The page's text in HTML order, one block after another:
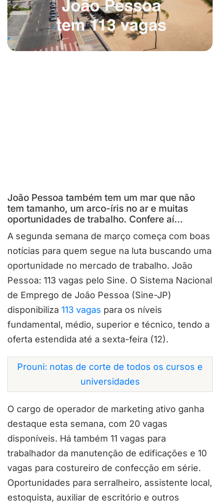
João Pessoa também tem um mar que não
tem tamanho, um arco-íris no ar e muitas
oportunidades de trabalho. Confere aí…
A segunda semana de março começa com boas
notícias para quem segue na luta buscando uma
oportunidade no mercado de trabalho. João
Pessoa: 113 vagas pelo Sine. O Sistema Nacional
de Emprego de João Pessoa (Sine-JP)
disponibiliza 113 vagas para os níveis
fundamental, médio, superior e técnico, tendo a
oferta estendida até a sexta-feira (12).
Prouni: notas de corte de todos os cursos e
universidades
O cargo de operador de marketing ativo ganha
destaque esta semana, com 20 vagas
disponíveis. Há também 11 vagas para
trabalhador da manutenção de edificações e 10
vagas para costureiro de confecção em série.
Oportunidades para serralheiro, assistente local,
estoquista, auxiliar de escritório e outros